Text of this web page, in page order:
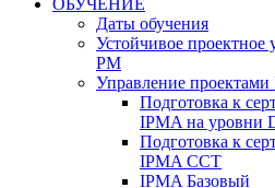
ОБУЧЕНИЕ
Даты обучения
Устойчивое проектное
PM
Управление
Подготовка к
IPMA на уровни
Подготовка к
IPMA CCT
IPMA Базовый